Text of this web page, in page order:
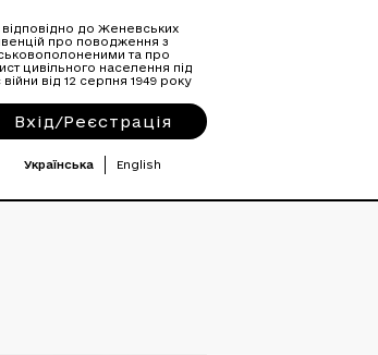
відповідно до Женевських
про поводження з
та про
цивільного населення під
війни від 12 серпня 1949 року
Вхід/Реєстрація
Українська English